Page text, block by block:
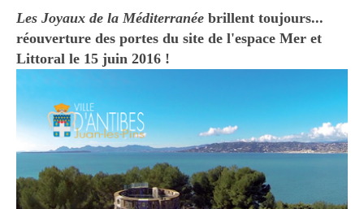
Les Joyaux de la Méditerranée brillent toujours...
réouverture des portes du site de l'espace Mer et
Littoral le 15 juin 2016 !